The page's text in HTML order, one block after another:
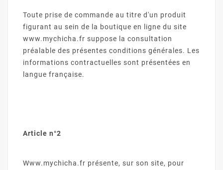
Toute prise de commande au titre d'un produit
figurant au sein de la boutique en ligne du site
www.mychicha.fr suppose la consultation
préalable des présentes conditions générales. Les
informations contractuelles sont présentées en
langue française.
Article n°2
Www.mychicha.fr présente, sur son site, pour